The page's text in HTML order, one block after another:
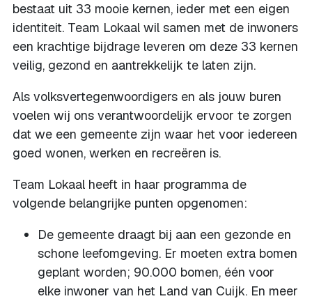
bestaat uit 33 mooie kernen, ieder met een eigen
identiteit. Team Lokaal wil samen met de inwoners
een krachtige bijdrage leveren om deze 33 kernen
veilig, gezond en aantrekkelijk te laten zijn.
Als volksvertegenwoordigers en als jouw buren
voelen wij ons verantwoordelijk ervoor te zorgen
dat we een gemeente zijn waar het voor iedereen
goed wonen, werken en recreëren is.
Team Lokaal heeft in haar programma de
volgende belangrijke punten opgenomen:
De gemeente draagt bij aan een gezonde en
schone leefomgeving. Er moeten extra bomen
geplant worden; 90.000 bomen, één voor
elke inwoner van het Land van Cuijk. En meer